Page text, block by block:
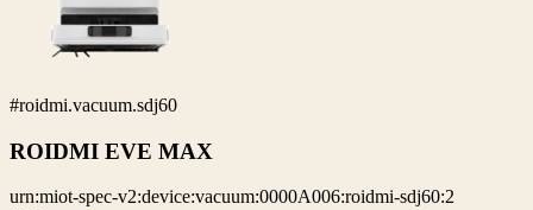
#roidmi.vacuum.sdj60
ROIDMI EVE MAX
urn:miot-spec-v2:device:vacuum:0000A006:roidmi-sdj60:2